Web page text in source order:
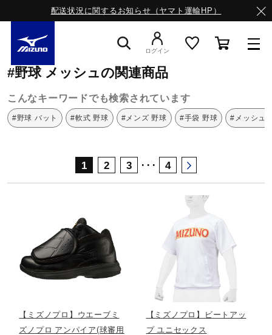
配送状況に関するお知らせ（ヤマト運輸HP）
ライフスタイルウエア
ランニング
サッカー／フットサル
トレーニング
野球
ログイン
ミズノ公式オンライン
#野球 メッシュの関連商品
こんなキーワードでも検索されています
#野球 バット #軟式 野球 #メンズ 野球 #手袋 野球 #メッシュ
1 2 3 ･･･ 4
【ミズノプロ】ウエーブミ
ズノプロ アンパイア(球審用
【ミズノプロ】ビートアッ
プ ユニセックス